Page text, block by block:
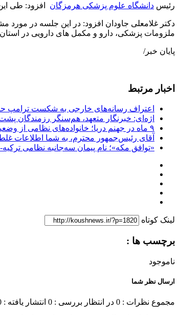
رئیس دانشگاه علوم پزشکی هرمزگان افزود: طی این نشست بر لزوم اتمام
دکتر غلامعلی جاودان افزود: در این جلسه در
ملزومات پزشکی، دارو و مکمل های دارویی در
پایان خبر/
اخبار مرتبط
اعتراف رسانه‌های خارجی به شکست ترامپ
اژه‌ای: خبرنگار متعهد، هم‌سنگر رزمندگان
۹ ماه در جهنم دریا؛ خانواده‌های نظامی از وضعیت فاجعه‌بار ناو لینکلن فریاد می‌زنند
آقای رئیس‌جمهور محترم، به شما اطلاعات
«توافق مکه»؛ نام پیمان سه‌جانبه نظامی
لینک کوتاه
برچسب ها :
ناموجود
ارسال نظر شما
مجموع نظرات : 0 در انتظار بررسی : 0 انتشار یافته : 0